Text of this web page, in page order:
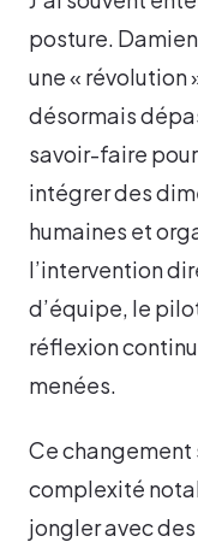
posture.
une « révolution
désormais
savoir-faire
intégrer des
humaines et
l’intervention
d’équipe, le
réflexion
menées.
Ce changement
complexité
jongler avec